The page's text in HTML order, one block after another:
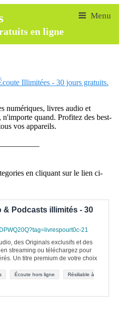
en ligne
Illimitées - 30 jours gratuits.
numériques, livres audio et
quand. Profitez des best-
vos appareils.
en cliquant sur le lien ci-
Podcasts illimités - 30
21
des Originals exclusifs et des
streaming ou téléchargez pour
Un titre premium de votre choix
Écoute hors ligne
Résiliable à